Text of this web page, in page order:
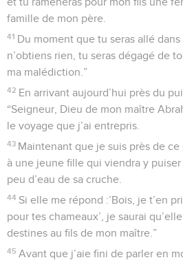
famille de mon père.
41 Du moment que tu seras allé
n’obtiens rien, tu seras dégagé de
ma malédiction.”
42 En arrivant aujourd’hui près du
“Seigneur, Dieu de mon maître
le voyage que j’ai entrepris.
43 Maintenant que je suis près de
à une jeune fille qui viendra y
peu d’eau de sa cruche.
44 Si elle me répond :’Bois, je t’en
pour tes chameaux’, je saurai
destines au fils de mon maître.”
45 Avant que j’aie fini de parler en